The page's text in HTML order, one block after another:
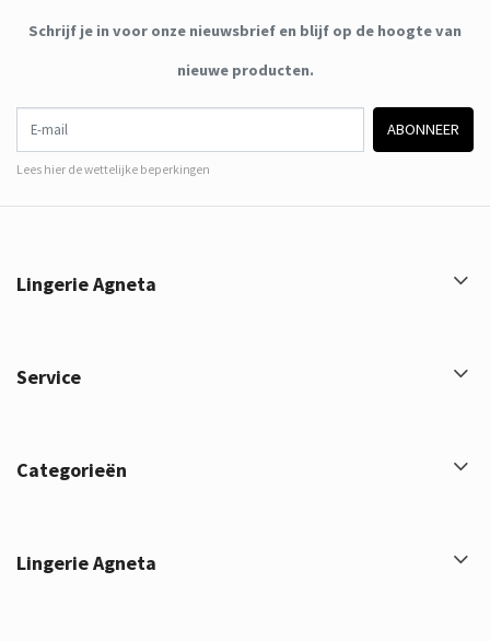
Schrijf je in voor onze nieuwsbrief en blijf op de hoogte van
nieuwe producten.
ABONNEER
Lees hier de wettelijke beperkingen
Lingerie Agneta
Service
Categorieën
Lingerie Agneta